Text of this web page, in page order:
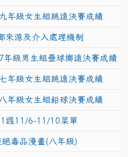
年級女生組跳遠決賽成績
來源及介入處理機制
級男生組壘球擲遠決賽成績
年級女生組跳遠決賽成績
年級女生組鉛球決賽成績
週11/6-11/10菜單
毒品漫畫(八年級)